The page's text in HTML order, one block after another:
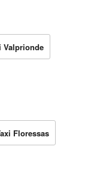
Valprionde
Floressas